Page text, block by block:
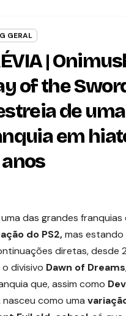
GERAL
|
of the
de uma
em
das grandes franquias
do PS2,mas
diretas, desde
divisivo Dawn of Dreams
que, assim como
nasceu como uma